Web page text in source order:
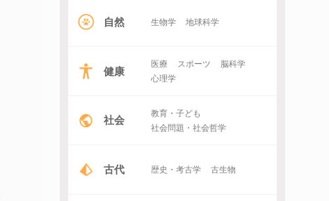
自然 生物学 地球科学
健康 医療 スポーツ
脳科学
心理学
社会
教育・子ども
社会問題・社会哲学
古代 歴史・考古学 古生物